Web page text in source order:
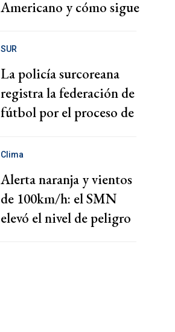
Americano y cómo sigue
SUR
La policía surcoreana
registra la federación de
fútbol por el proceso de
Clima
Alerta naranja y vientos
de 100km/h: el SMN
elevó el nivel de peligro